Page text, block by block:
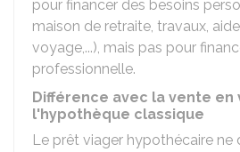
pour financer des besoins
maison de retraite, travaux,
voyage,...), mais pas pour
professionnelle.
Différence avec la vente en
l'hypothèque classique
Le prêt viager hypothécaire ne